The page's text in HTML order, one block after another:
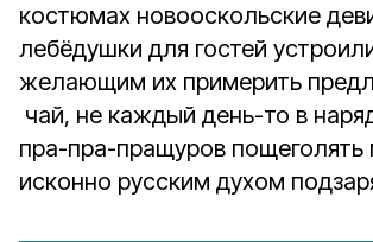
костюмах новооскольские
лебёдушки для гостей
желающим их примерить
чай, не каждый день-то в
пра-пра-пращуров
исконно русским духом